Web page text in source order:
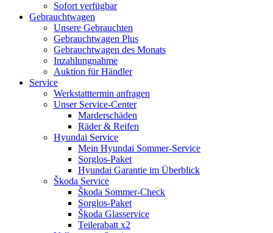
Sofort verfügbar
Gebrauchtwagen
Unsere Gebrauchten
Gebrauchtwagen Plus
Gebrauchtwagen des Monats
Inzahlungnahme
Auktion für Händler
Service
Werkstatttermin anfragen
Unser Service-Center
Marderschäden
Räder & Reifen
Hyundai Service
Mein Hyundai Sommer-Service
Sorglos-Paket
Hyundai Garantie im Überblick
Škoda Service
Škoda Sommer-Check
Sorglos-Paket
Škoda Glasservice
Teilerabatt x2